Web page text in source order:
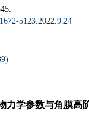
5123.2022.9.24
)
力学参数与角膜高